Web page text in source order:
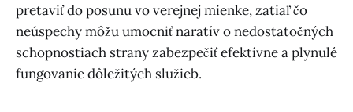
pretaviť do posunu vo verejnej mienke, zatiaľ čo
neúspechy môžu umocniť naratív o nedostatočných
schopnostiach strany zabezpečiť efektívne a plynulé
fungovanie dôležitých služieb.